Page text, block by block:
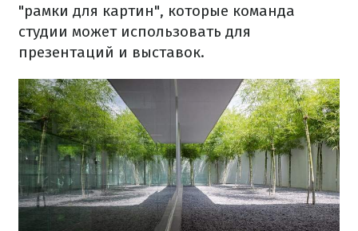
"рамки для картин", которые команда
студии может использовать для
презентаций и выставок.